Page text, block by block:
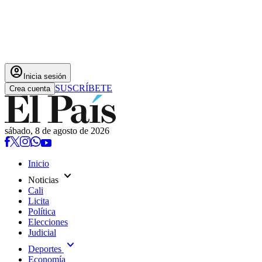
account_circle Inicia sesión
Crea cuenta SUSCRÍBETE
sábado, 8 de agosto de 2026
Inicio
Noticias expand_more
Cali
Licita
Política
Elecciones
Judicial
Deportes expand_more
Economía